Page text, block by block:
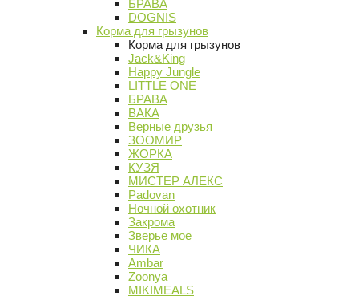
БРАВА
DOGNIS
Корма для грызунов
Корма для грызунов
Jack&King
Happy Jungle
LITTLE ONE
БРАВА
ВАКА
Верные друзья
ЗООМИР
ЖОРКА
КУЗЯ
МИСТЕР АЛЕКС
Padovan
Ночной охотник
Закрома
Зверье мое
ЧИКА
Ambar
Zoonya
MIKIMEALS